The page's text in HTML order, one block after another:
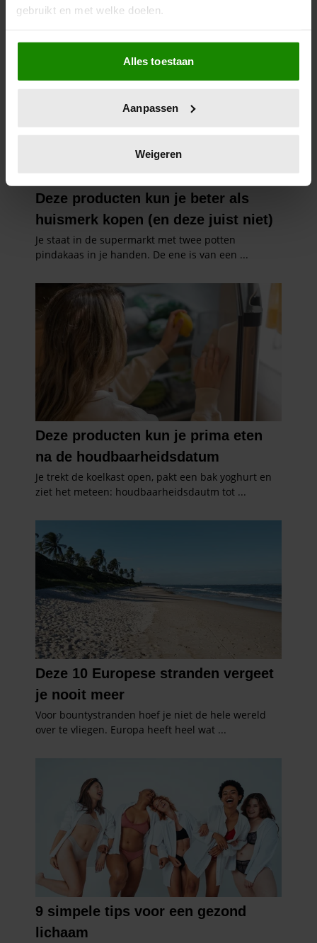
gebruikt en met welke doelen.
Als u het toestaat, willen we ook graag:
Informatie verzamelen over uw geografische
locatie, die tot een paar meter nauwkeurig kan zijn
scannen op specifieke eigenschappen (fingerprinting)
verwerkt en stel uw voorkeuren in het
intrekken in de Cookieverklaring.
We gebruiken cookies om content en advertenties te
personaliseren, om functies voor social media te bieden
en om ons websiteverkeer te analyseren. Ook delen we
partners voor social media, adverteren en analyse. Deze
partners kunnen deze gegevens combineren met andere
informatie die u aan ze heeft verstrekt of die ze hebben
verzameld op basis van uw gebruik van hun services. U
gaat akkoord met onze cookies als u onze website blijft
Alles toestaan
Aanpassen
Weigeren